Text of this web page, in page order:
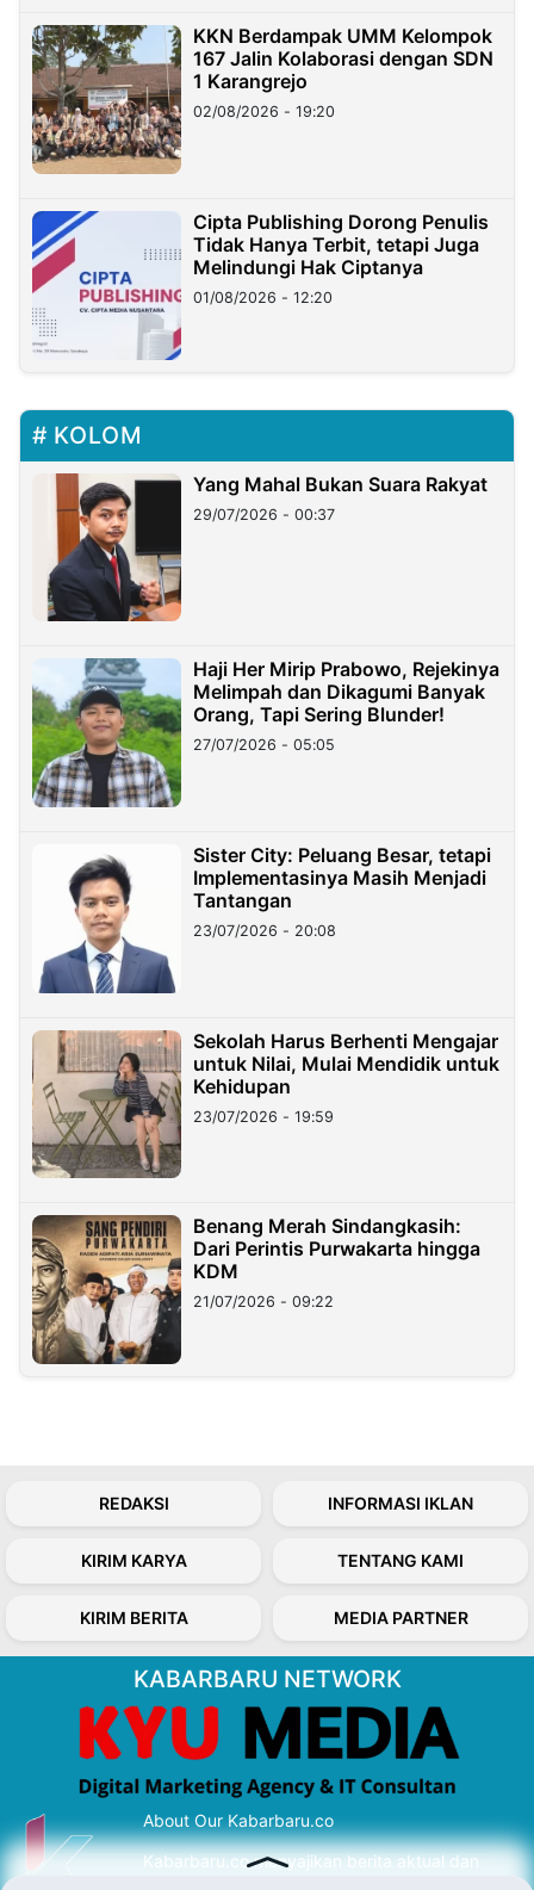
KKN Berdampak UMM Kelompok
167 Jalin Kolaborasi dengan SDN
1 Karangrejo
02/08/2026 - 19:20
Cipta Publishing Dorong Penulis
Tidak Hanya Terbit, tetapi Juga
Melindungi Hak Ciptanya
01/08/2026 - 12:20
KOLOM
Yang Mahal Bukan Suara Rakyat
29/07/2026 - 00:37
Haji Her Mirip Prabowo, Rejekinya
Melimpah dan Dikagumi Banyak
Orang, Tapi Sering Blunder!
27/07/2026 - 05:05
Sister City: Peluang Besar, tetapi
Implementasinya Masih Menjadi
Tantangan
23/07/2026 - 20:08
Sekolah Harus Berhenti Mengajar
untuk Nilai, Mulai Mendidik untuk
Kehidupan
23/07/2026 - 19:59
Benang Merah Sindangkasih:
Dari Perintis Purwakarta hingga
KDM
21/07/2026 - 09:22
REDAKSI INFORMASI IKLAN
KIRIM KARYA TENTANG KAMI
KIRIM BERITA MEDIA PARTNER
KABARBARU NETWORK
About Our Kabarbaru.co
Kabarbaru.co menyajikan berita aktual dan